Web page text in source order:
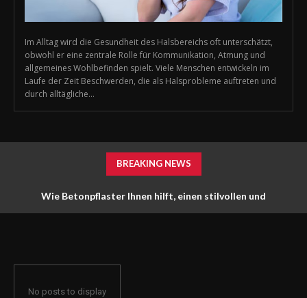
Im Alltag wird die Gesundheit des Halsbereichs oft unterschätzt,
obwohl er eine zentrale Rolle für Kommunikation, Atmung und
allgemeines Wohlbefinden spielt. Viele Menschen entwickeln im
Laufe der Zeit Beschwerden, die als Halsprobleme auftreten und
durch alltägliche...
BREAKING NEWS
Wie Betonpflaster Ihnen hilft, einen stilvollen und
No posts to display